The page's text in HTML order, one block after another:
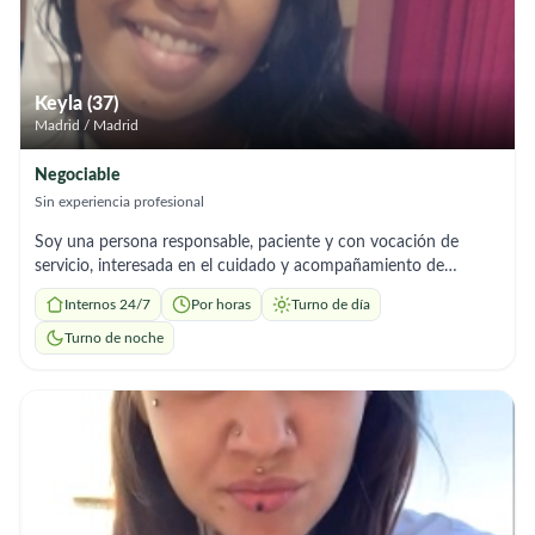
puntual, de confianza y me gusta realizar mi trabajo con
responsabilidad para que las familias se sientan tranquilas y
cómodas. Estoy disponible para trabajar de forma puntual o
regular, según lo que necesiten. Si buscas a alguien responsable,
con experiencia y vocación de servicio, no dudes en
contactarme. ¡Estaré encantada de ayudarte!
Keyla (37)
Madrid / Madrid
Negociable
Sin experiencia profesional
Soy una persona responsable, paciente y con vocación de
servicio, interesada en el cuidado y acompañamiento de
personas mayores. Tengo conocimientos básicos en toma de
signos vitales (presión arterial, pulso, temperatura y respiración)
y estoy dispuesta a seguir instrucciones médicas y aprender
higiene, comidas) Control y registro de signos vitales
Recordatorio de medicación (según indicaciones) Compañía,
conversación y apoyo emocional. Tareas ligeras del hogar
relacionadas con el cuidado del adulto mayor. Me caracterizo
por ser puntual, respetuosa, empática y muy atenta a las
necesidades de la persona bajo mi cuidado. Busco una
Internos 24/7 Por horas Turno de día
Turno de noche